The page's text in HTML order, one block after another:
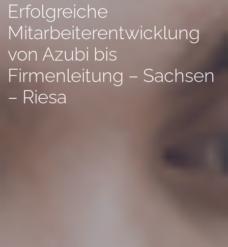
Erfolgreiche
Mitarbeiterentwicklung
von Azubi bis
Firmenleitung – Sachsen
– Riesa